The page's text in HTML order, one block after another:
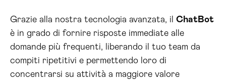
Grazie alla nostra tecnologia avanzata, il ChatBot
è in grado di fornire risposte immediate alle
domande più frequenti, liberando il tuo team da
compiti ripetitivi e permettendo loro di
concentrarsi su attività a maggiore valore